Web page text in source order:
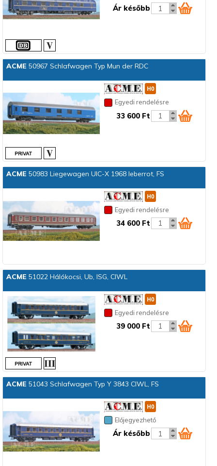
Ár később
ACME 50967 Schlafwagen Typ Mun der RDC
Egyedi rendelésre
33 600 Ft
ACME 50983 Liegewagen UIC-X 1968 leberrot, FS
Egyedi rendelésre
34 600 Ft
ACME 51022 Hálókocsi, Ub, ISG, CIWL
Egyedi rendelésre
39 000 Ft
ACME 51043 Schlafwagen Typ Y 3843 CIWL, FS
Előjegyezhető
Ár később